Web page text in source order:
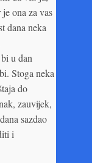
ona za vas
dana neka
u dan
Stoga neka
do
zauvijek,
sazdao
i